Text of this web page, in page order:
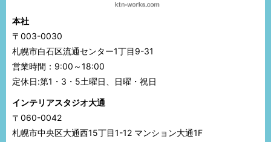
本社
〒003-0030
札幌市白石区流通センター1丁目9-31
営業時間：9:00～18:00
定休日:第1・3・5土曜日、日曜・祝日
インテリアスタジオ大通
〒060-0042
札幌市中央区大通西15丁目1-12 マンション大通1F